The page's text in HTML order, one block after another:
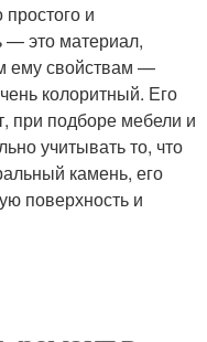
и
— это материал,
ему свойствам —
колоритный. Его
при подборе мебели и
учитывать то, что
камень, его
поверхность и